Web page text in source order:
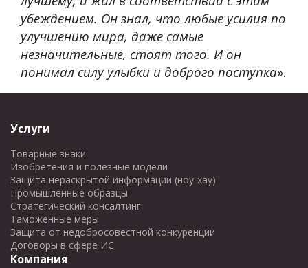
убеждением. Он знал, что любые усилия по
улучшению мира, даже самые
незначительные, стоят того. И он
понимал силу улыбки и доброго поступка».
Услуги
Товарные знаки
Изобретения и полезные модели
Защита нераскрытой информации (ноу-хау)
Промышленные образцы
Стратегический консалтинг
Таможенные меры
Защита от недобросовестной конкуренции
Договоры в сфере ИС
Компания